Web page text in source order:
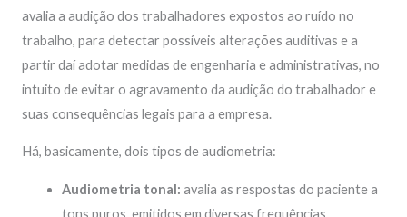
avalia a audição dos trabalhadores expostos ao ruído no
trabalho, para detectar possíveis alterações auditivas e a
partir daí adotar medidas de engenharia e administrativas, no
intuito de evitar o agravamento da audição do trabalhador e
suas consequências legais para a empresa.
Há, basicamente, dois tipos de audiometria:
Audiometria tonal: avalia as respostas do paciente a
tons puros, emitidos em diversas frequências,